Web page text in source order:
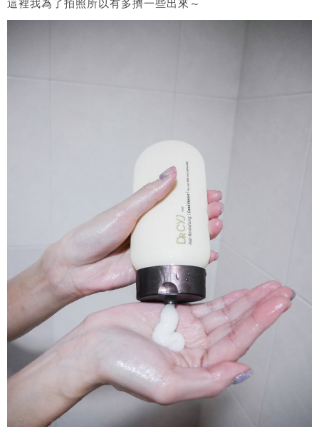
這裡我為了拍照所以有多擠一些出來～